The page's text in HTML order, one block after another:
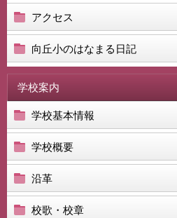
アクセス
向丘小のはなまる日記
学校案内
学校基本情報
学校概要
沿革
校歌・校章